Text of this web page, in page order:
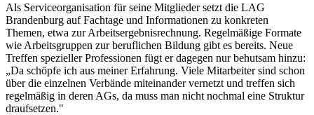
Als Serviceorganisation für seine Mitglieder setzt die LAG
Brandenburg auf Fachtage und Informationen zu konkreten
Themen, etwa zur Arbeitsergebnisrechnung. Regelmäßige Formate
wie Arbeitsgruppen zur beruflichen Bildung gibt es bereits. Neue
Treffen spezieller Professionen fügt er dagegen nur behutsam hinzu:
„Da schöpfe ich aus meiner Erfahrung. Viele Mitarbeiter sind schon
über die einzelnen Verbände miteinander vernetzt und treffen sich
regelmäßig in deren AGs, da muss man nicht nochmal eine Struktur
draufsetzen."